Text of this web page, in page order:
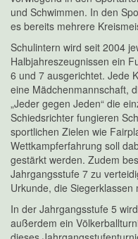
und Schwimmen. In den
es bereits mehrere
Schulintern wird seit 2004
Halbjahreszeugnissen ein
6 und 7 ausgerichtet. Jede
eine Mädchenmannschaft,
„Jeder gegen Jeden“ die
Schiedsrichter fungieren
sportlichen Zielen wie
Wettkampferfahrung soll
gestärkt werden. Zudem
Jahrgangsstufe 7 zu
Urkunde, die Siegerklassen
In der Jahrgangsstufe 5
außerdem ein